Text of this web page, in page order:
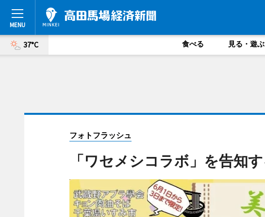
37°C 食べる 見る・遊ぶ
フォトフラッシュ
「ワセメシコラボ」を告知